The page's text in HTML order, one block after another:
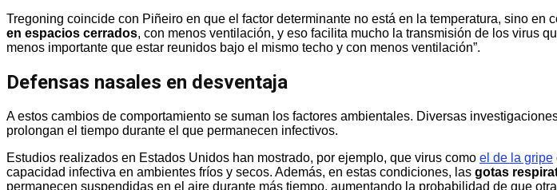
Tregoning coincide con Piñeiro en que el factor determinante no está en la temperatura, sino en
en espacios cerrados, con menos ventilación, y eso facilita mucho la transmisión de los virus
menos importante que estar reunidos bajo el mismo techo y con menos ventilación”.
Defensas nasales en desventaja
A estos cambios de comportamiento se suman los factores ambientales. Diversas
prolongan el tiempo durante el que permanecen infectivos.
Estudios realizados en Estados Unidos han mostrado, por ejemplo, que virus como el de la gripe
capacidad infectiva en ambientes fríos y secos. Además, en estas condiciones, las gotas
permanecen suspendidas en el aire durante más tiempo, aumentando la probabilidad de que